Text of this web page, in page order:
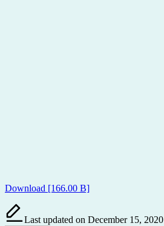
Download [166.00 B]
Last updated on December 15, 2020